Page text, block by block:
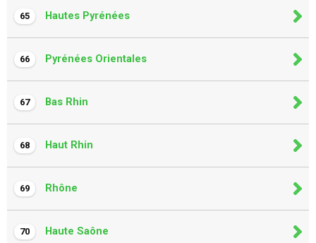
65 Hautes Pyrénées
66 Pyrénées Orientales
67 Bas Rhin
68 Haut Rhin
69 Rhône
70 Haute Saône